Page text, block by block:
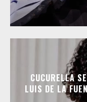
CUCURELLA
LUIS DE LA